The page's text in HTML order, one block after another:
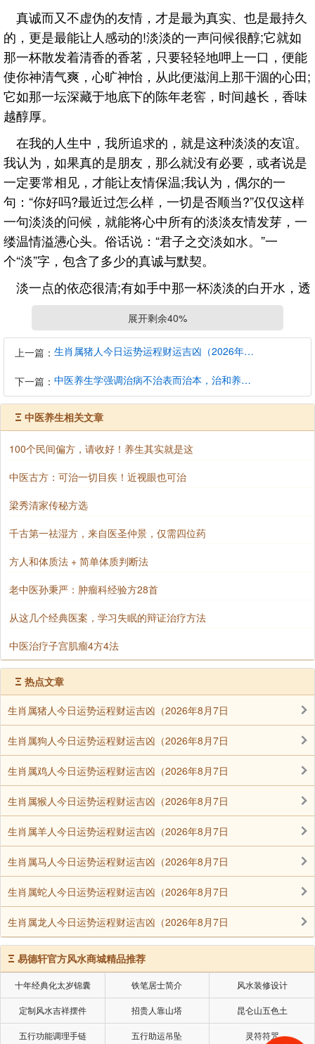
真诚而又不虚伪的友情，才是最为真实、也是最持久
的，更是最能让人感动的!淡淡的一声问候很醇;它就如
那一杯散发着清香的香茗，只要轻轻地呷上一口，便能
使你神清气爽，心旷神怡，从此便滋润上那干涸的心田;
它如那一坛深藏于地底下的陈年老窖，时间越长，香味
越醇厚。
在我的人生中，我所追求的，就是这种淡淡的友谊。
我认为，如果真的是朋友，那么就没有必要，或者说是
一定要常相见，才能让友情保温;我认为，偶尔的一
句：“你好吗?最近过怎么样，一切是否顺当?”仅仅这样
一句淡淡的问候，就能将心中所有的淡淡友情发芽，一
缕温情溢懑心头。俗话说：“君子之交淡如水。”一
个“淡”字，包含了多少的真诚与默契。
淡一点的依恋很清;有如手中那一杯淡淡的白开水，透
明、清澈;它虽然没有咖啡的浓香，没有果汁的香醇，但
它却比任何东西都能解除你心中的干渴，因为只有它
——才是我们的生命之水!淡一点的孤独也很美，一个人
龙井，再放一首如梦如幻的轻音乐，在这样一个温着香
气的氛围里，思绪便也荡漾开来。这个时候，你可以什
么都想，也可以把一切都放下，就这样静静地坐着，尽
情的享受这种孤独所带来的这份惟美!
淡一点的思念也很深;花落满杯，暗香盈袖，淡淡的喜
一个人，就这么淡淡地想起，不需要任何的理由。有道
是：天涯地角有尽时，只有相思无尽处!淡一点的祝福最
醇，朋友相交越久越真;水越流越清，世间的沧桑越流越
淡;祝福越淡情越真!
没有修饰的文字显得朴实无华，可是却也只有这样
红尘里，茫茫人海中，想要寻觅一个知心的背影是多么
的不易;找到更是不易，所以我更要珍惜，好好的珍惜!
如果，你的友情是淡的，而你却想要浓的友情，那么
就要强求，那么一旦强求或无永久，反而会如昙花一
现，使人永远的心痛。好朋友简简单单，真情意清清爽
爽，好缘份长长久久。
我的朋友，感谢你，感谢你愿意走进我的生命，感谢
你一直扮演着朋友的角色。或许，你不是唯一最好的，
但你，却是我生命中最精彩的一道彩虹。
有缘视为知已、有情为朋友，愿你我彼此珍惜，珍惜
这份难得的，淡淡的友情，深深的缘!
声明：部分内容来于网络，如有侵权，请联系我们删除！以上内容，并
不代表易德轩观点。
展开剩余40%
上一篇： 生肖属猪人今日运势运程财运吉凶（2026年8月7日）详解查询
下一篇： 中医养生学强调治病不治表而治本，治和养兼顾是有必要的
Ξ 中医养生相关文章
100个民间偏方，请收好！养生其实就是这
中医古方：可治一切目疾！近视眼也可治
梁秀清家传秘方选
千古第一祛湿方，来自医圣仲景，仅需四位药
方人和体质法 + 简单体质判断法
老中医孙秉严：肿瘤科经验方28首
从这几个经典医案，学习失眠的辩证治疗方法
中医治疗子宫肌瘤4方4法
Ξ 热点文章
生肖属猪人今日运势运程财运吉凶（2026年8月7日
生肖属狗人今日运势运程财运吉凶（2026年8月7日
生肖属鸡人今日运势运程财运吉凶（2026年8月7日
生肖属猴人今日运势运程财运吉凶（2026年8月7日
生肖属羊人今日运势运程财运吉凶（2026年8月7日
生肖属马人今日运势运程财运吉凶（2026年8月7日
生肖属蛇人今日运势运程财运吉凶（2026年8月7日
生肖属龙人今日运势运程财运吉凶（2026年8月7日
Ξ 易德轩官方风水商城精品推荐
十年经典化太岁锦囊 铁笔居士简介 风水装修设计
定制风水吉祥摆件 招贵人靠山塔 昆仑山五色土
五行功能调理手链 五行助运吊坠 灵符符咒